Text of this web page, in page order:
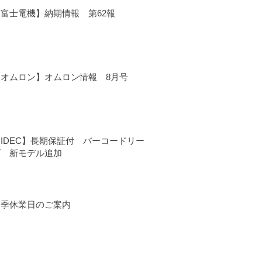
士電機】納期情報 第62報
ムロン】オムロン情報 8月号
】長期保証付 バーコードリー
新モデル追加
休業日のご案内